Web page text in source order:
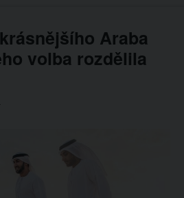
Araba
volba rozdělila